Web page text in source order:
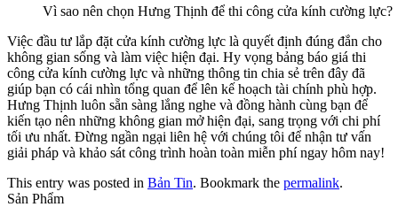
Vì sao nên chọn Hưng Thịnh để thi công cửa kính cường lực?
Việc đầu tư lắp đặt cửa kính cường lực là quyết định đúng đắn cho
không gian sống và làm việc hiện đại. Hy vọng bảng báo giá thi
công cửa kính cường lực và những thông tin chia sẻ trên đây đã
giúp bạn có cái nhìn tổng quan để lên kế hoạch tài chính phù hợp.
Hưng Thịnh luôn sẵn sàng lắng nghe và đồng hành cùng bạn để
kiến tạo nên những không gian mở hiện đại, sang trọng với chi phí
tối ưu nhất. Đừng ngần ngại liên hệ với chúng tôi để nhận tư vấn
giải pháp và khảo sát công trình hoàn toàn miễn phí ngay hôm nay!
This entry was posted in Bản Tin. Bookmark the permalink.
Sản Phẩm